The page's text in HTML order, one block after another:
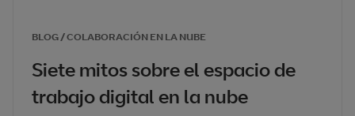
BLOG / COLABORACIÓN EN LA NUBE
Siete mitos sobre el espacio de
trabajo digital en la nube